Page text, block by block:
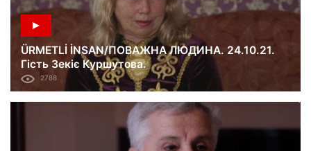
ÜRMETLİ İNSAN/ПОВАЖНА ЛЮДИНА. 24.10.21.
Гість Зекіє Куршутова.
2788